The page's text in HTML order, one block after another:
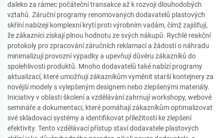
daleko za rámec počáteční transakce až k rozvoji dlouhodobých
vztahů. Záruční programy renomovaných dodavatelů plastových
skříní nabízejí komplexní krytí proti výrobním vadám, čímž zajišťují,
že zákazníci získají plnou hodnotu ze svých nákupů. Rychlé reakční
protokoly pro zpracování záručních reklamací a žádostí o náhradu
minimalizují provozní výpadky a upevňují důvěru zákazníků do
spolehlivosti produktů. Mnoho dodavatelů také nabízí programy
aktualizací, které umožňují zákazníkům vyměnit starší kontejnery za
novější modely s vylepšeným designem nebo zlepšenými materiály.
Iniciativy v oblasti školení a vzdělávání zahrnují workshopy, webové
semináře a dokumentaci, které pomáhají zákazníkům optimalizovat
své skladovací systémy a identifikovat příležitosti ke zlepšení
efektivity. Tento vzdělávací přístup staví dodavatele plastových